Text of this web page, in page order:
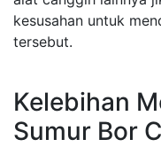
kesusahan untuk
tersebut.
Kelebihan
Sumur Bor